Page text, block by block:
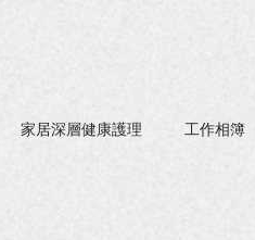
家居深層健康護理 工作相簿